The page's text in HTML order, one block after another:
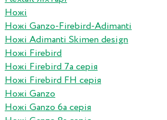
Ножі
Ножі Ganzo-Firebird-Adimanti
Ножі Adimanti Skimen design
Ножі Firebird
Ножі Firebird 7а серія
Ножі Firebird FH серія
Ножі Ganzo
Ножі Ganzo 6а серія